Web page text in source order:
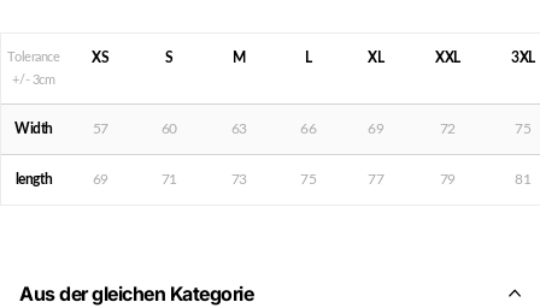
Tolerance
+/- 3cm
XS S M L XL XXL 3XL
Width 57 60 63 66 69 72 75
length 69 71 73 75 77 79 81
Aus der gleichen Kategorie